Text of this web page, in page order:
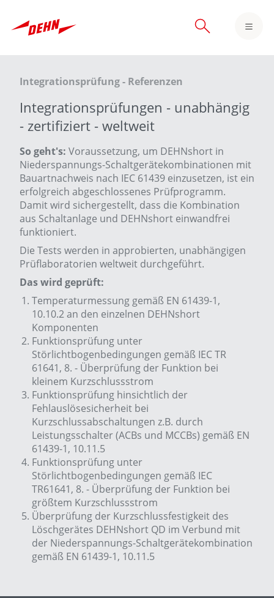
main
Integrationsprüfung - Referenzen
Integrationsprüfungen - unabhängig
- zertifiziert - weltweit
So geht's: Voraussetzung, um DEHNshort in
Niederspannungs-Schaltgerätekombinationen mit
Bauartnachweis nach IEC 61439 einzusetzen, ist ein
erfolgreich abgeschlossenes Prüfprogramm.
Damit wird sichergestellt, dass die Kombination
aus Schaltanlage und DEHNshort einwandfrei
funktioniert.
Die Tests werden in approbierten, unabhängigen
Prüflaboratorien weltweit durchgeführt.
Das wird geprüft:
Temperaturmessung gemäß EN 61439-1,
10.10.2 an den einzelnen DEHNshort
Komponenten
Funktionsprüfung unter
Störlichtbogenbedingungen gemäß IEC TR
61641, 8. - Überprüfung der Funktion bei
kleinem Kurzschlussstrom
Funktionsprüfung hinsichtlich der
Fehlauslösesicherheit bei
Kurzschlussabschaltungen z.B. durch
Leistungsschalter (ACBs und MCCBs) gemäß EN
61439-1, 10.11.5
Funktionsprüfung unter
Störlichtbogenbedingungen gemäß IEC
TR61641, 8. - Überprüfung der Funktion bei
größtem Kurzschlussstrom
Überprüfung der Kurzschlussfestigkeit des
Löschgerätes DEHNshort QD im Verbund mit
der Niederspannungs-Schaltgerätekombination
gemäß EN 61439-1, 10.11.5